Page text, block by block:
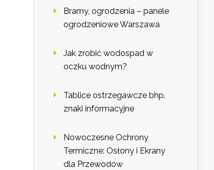
Bramy, ogrodzenia – panele
ogrodzeniowe Warszawa
Jak zrobić wodospad w
oczku wodnym?
Tablice ostrzegawcze bhp,
znaki informacyjne
Nowoczesne Ochrony
Termiczne: Osłony i Ekrany
dla Przewodów